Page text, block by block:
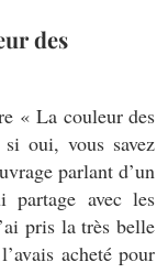
des
« La couleur des
oui, vous savez
parlant d’un
avec les
pris la très belle
acheté pour